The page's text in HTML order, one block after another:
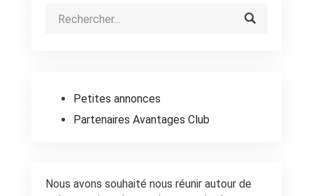
Petites annonces
Partenaires Avantages Club
Nous avons souhaité nous réunir autour de